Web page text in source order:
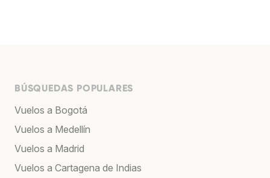
BÚSQUEDAS POPULARES
Vuelos a Bogotá
Vuelos a Medellín
Vuelos a Madrid
Vuelos a Cartagena de Indias